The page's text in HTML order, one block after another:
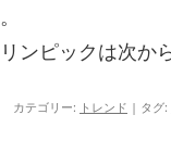
ンピックは次か
カテゴリー: トレンド | タグ: